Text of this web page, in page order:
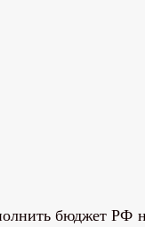
бюджет РФ